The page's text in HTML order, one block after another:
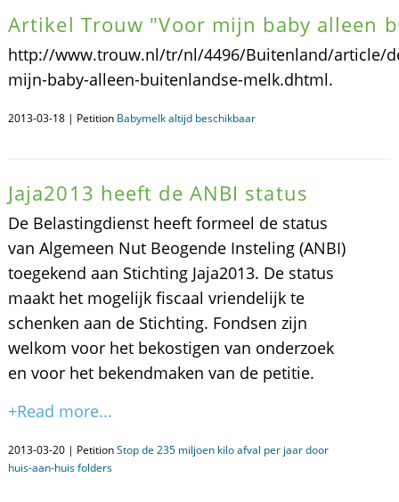
Artikel Trouw "Voor mijn baby alleen
http://www.trouw.nl/tr/nl/4496/Buitenland/article/
mijn-baby-alleen-buitenlandse-melk.dhtml.
2013-03-18 | Petition Babymelk altijd beschikbaar
Jaja2013 heeft de ANBI status
De Belastingdienst heeft formeel de status
van Algemeen Nut Beogende Insteling (ANBI)
toegekend aan Stichting Jaja2013. De status
maakt het mogelijk fiscaal vriendelijk te
schenken aan de Stichting. Fondsen zijn
welkom voor het bekostigen van onderzoek
en voor het bekendmaken van de petitie.
+Read more...
2013-03-20 | PetitionStop de 235 miljoen kilo afval per jaar door
huis-aan-huis folders